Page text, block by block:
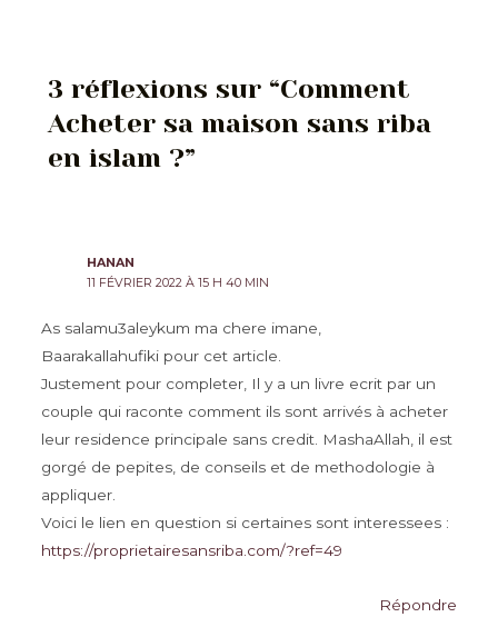
3 réflexions sur “Comment
Acheter sa maison sans riba
en islam ?”
HANAN
11 FÉVRIER 2022 À 15 H 40 MIN
As salamu3aleykum ma chere imane,
Baarakallahufiki pour cet article.
Justement pour completer, Il y a un livre ecrit par un
couple qui raconte comment ils sont arrivés à acheter
leur residence principale sans credit. MashaAllah, il est
gorgé de pepites, de conseils et de methodologie à
appliquer.
Voici le lien en question si certaines sont interessees :
https://proprietairesansriba.com/?ref=49
Répondre